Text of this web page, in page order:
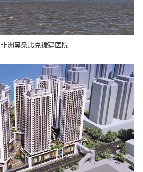
非洲莫桑比克援建医院